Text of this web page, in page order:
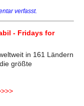
verfasst.
- Fridays for
in 161 Ländern
größte